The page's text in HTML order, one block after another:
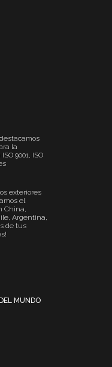
la
9001, ISO
exteriores
el
China,
Argentina,
de tus
MUNDO